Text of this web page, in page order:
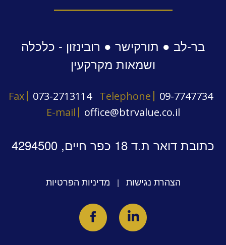
בר-לב ● תורקישר ● רובינזון - כלכלה
ושמאות מקרקעין
Fax 073-2713114 Telephone
09-7747734
E-mail
office@btrvalue.co.il
כתובת דואר ת.ד 18 כפר חיים, 4294500
הצהרת נגישות | מדיניות הפרטיות